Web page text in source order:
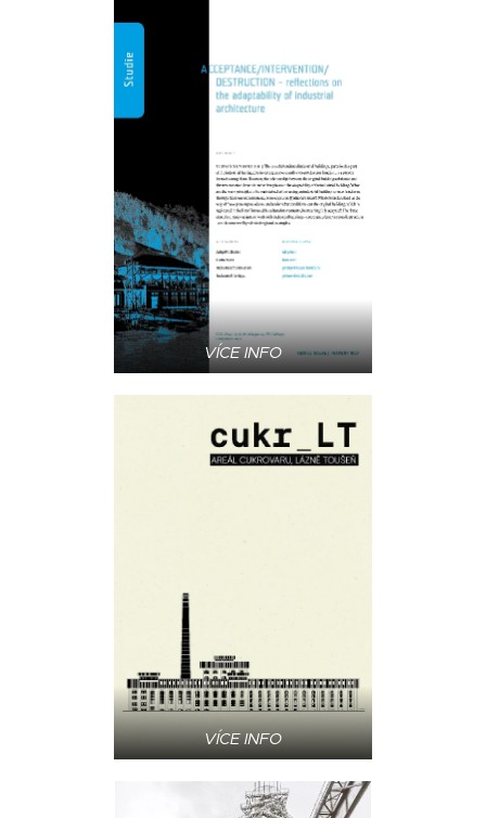
VÍCE INFO
VÍCE INFO